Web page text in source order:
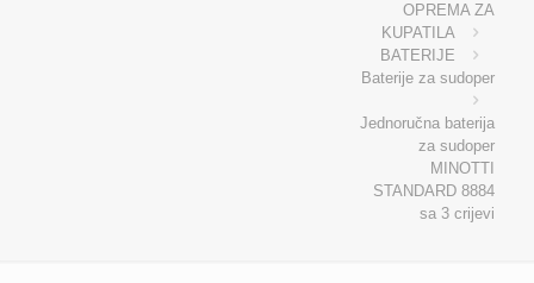
OPREMA ZA
KUPATILA
BATERIJE
Baterije za sudoper
Jednoručna baterija
za sudoper
MINOTTI
STANDARD 8884
sa 3 crijevi